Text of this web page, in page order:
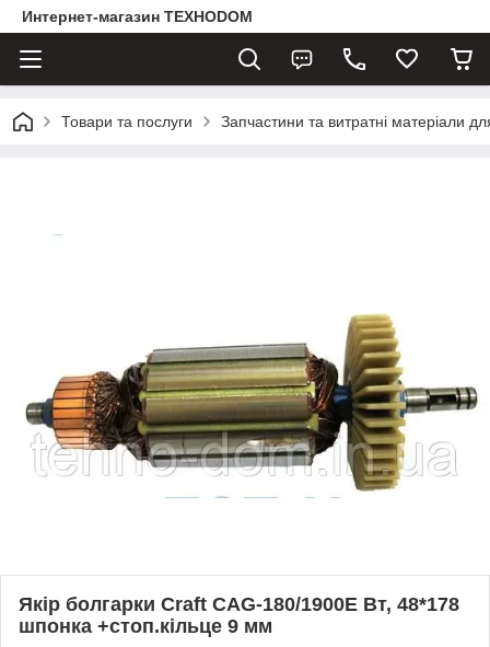
Интернет-магазин ТЕХНОDOM
Товари та послуги Запчастини та витратні матеріали
Якір болгарки Craft CAG-180/1900E Вт, 48*178
шпонка +стоп.кільце 9 мм